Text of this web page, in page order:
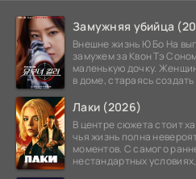
Замужняя убийца
Внешне жизнь Ю Бо На
замужем за Квон Тэ
маленькую дочку.
в доме, стараясь
Лаки (2026)
В центре сюжета стоит
чья жизнь полна
моментов. С самого
нестандартных